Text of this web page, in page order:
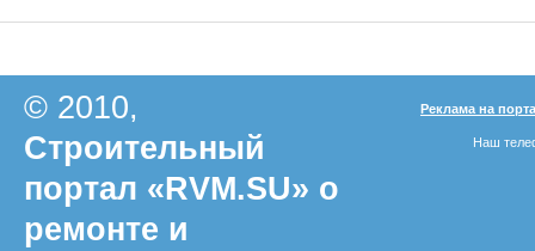
© 2010,
Строительный
портал «RVM.SU» о
ремонте и
Реклама на
Наш